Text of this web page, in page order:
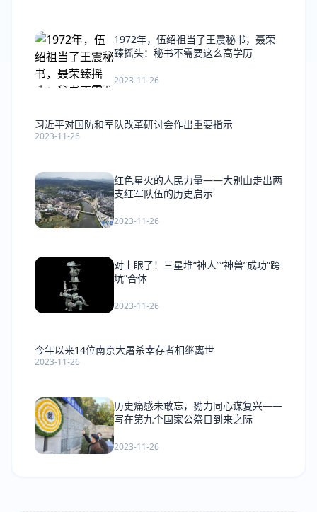
1972年，伍绍祖当了王震秘书，聂荣
臻摇头：秘书不需要这么高学历
2023-11-26
习近平对国防和军队改革研讨会作出重要指示
2023-11-26
红色星火的人民力量——大别山走出两
支红军队伍的历史启示
2023-11-26
对上眼了！三星堆“神人”“神兽”成功“跨
坑”合体
2023-11-26
今年以来14位南京大屠杀幸存者相继离世
2023-11-26
历史痛感未敢忘，勠力同心谋复兴——
写在第九个国家公祭日到来之际
2023-11-26